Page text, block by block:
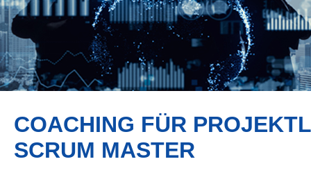
COACHING FÜR
SCRUM MASTER